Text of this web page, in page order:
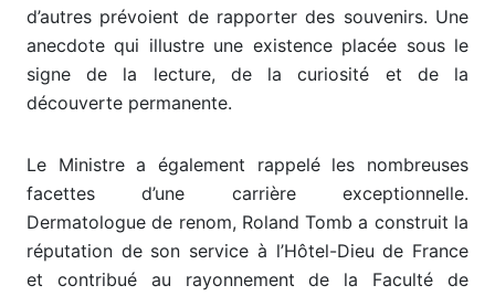
d’autres prévoient de rapporter des souvenirs. Une
anecdote qui illustre une existence placée sous le
signe de la lecture, de la curiosité et de la
découverte permanente.
Le Ministre a également rappelé les nombreuses
facettes d’une carrière exceptionnelle.
Dermatologue de renom, Roland Tomb a construit la
réputation de son service à l’Hôtel-Dieu de France
et contribué au rayonnement de la Faculté de